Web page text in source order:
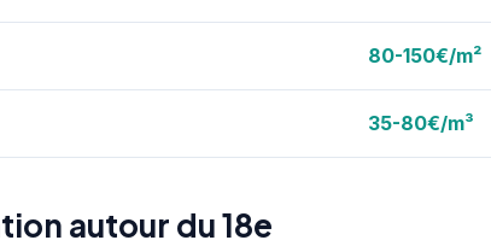
80-150€/m²
35-80€/m³
autour du 18e